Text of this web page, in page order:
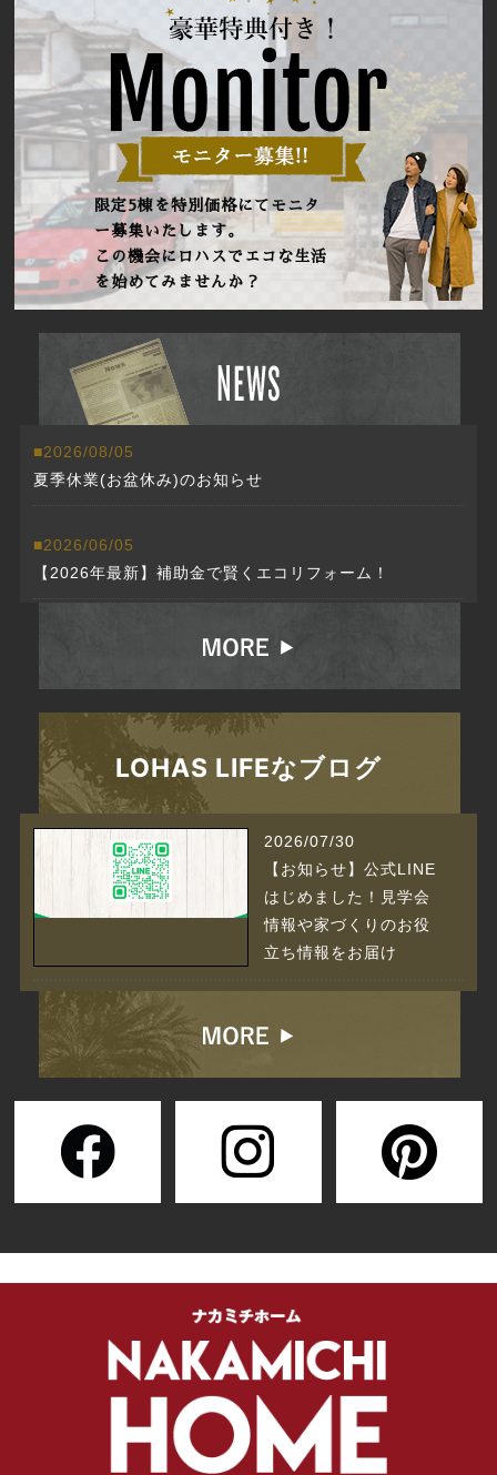
限定5棟を特別価格にてモニタ
ー募集いたします。
この機会にロハスでエコな生活
を始めてみませんか？
2026/08/05
夏季休業(お盆休み)のお知らせ
2026/06/05
【2026年最新】補助金で賢くエコリフォーム！
2025/02/17
リフォームフェア始まりました！！
2025/01/18
注文住宅の何でもが聞ける【10分相談】を開始
2025/01/18
『Ｄｏｕｂｌｅ Ｄｏｏｒｓ』モニター募集
LOHAS LIFEなブログ
2026/07/30
【お知らせ】公式LINE
はじめました！見学会
情報や家づくりのお役
立ち情報をお届け
【満員御礼】新築完成
2026/07/10
【電気代を賢く節約】
決する「断熱」の秘密
とナカミチホームのこ
だわり
2026/06/30
【完成見学会】7月11
日・12日 施主様のこ
だわりが詰まった「オ